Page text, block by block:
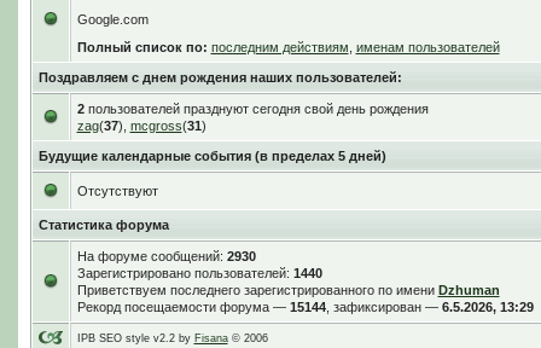
Google.com
Полный список по: последним действиям именам пользователей
Поздравляем с днем рождения наших пользователей:
2пользователей празднуют сегодня свой день рождения
zag(37), mcgross(31)
Будущие календарные события (в пределах 5 дней)
Отсутствуют
Статистика форума
На форуме сообщений: 2930
Зарегистрировано пользователей: 1440
Приветствуем последнего зарегистрированного по имени Dzhuman
Рекорд посещаемости форума — 15144, зафиксирован — 6.5.2026, 13:29
IPB SEO style v2.2 by Fisana© 2006